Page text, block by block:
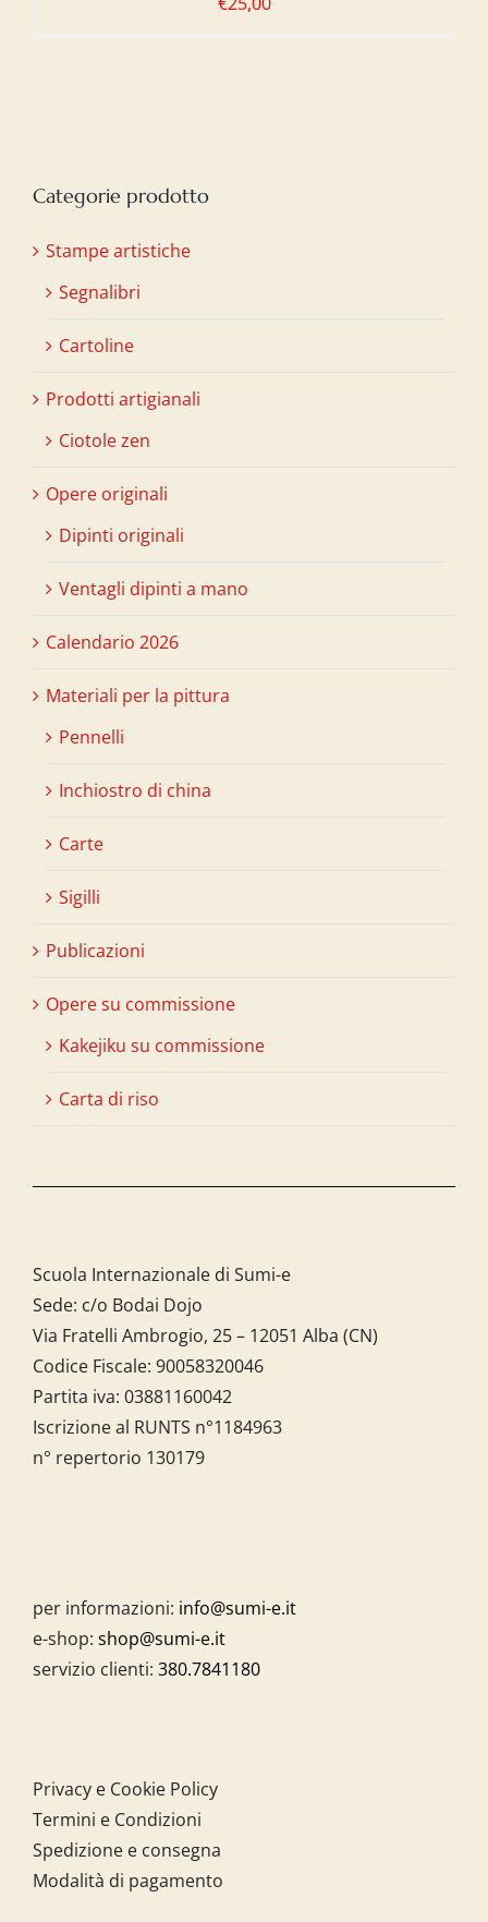
Categorie prodotto
Stampe artistiche
Segnalibri
Cartoline
Prodotti artigianali
Ciotole zen
Opere originali
Dipinti originali
Ventagli dipinti a mano
Calendario 2026
Materiali per la pittura
Pennelli
Inchiostro di china
Carte
Sigilli
Publicazioni
Opere su commissione
Kakejiku su commissione
Carta di riso
Scuola Internazionale di Sumi-e
Sede: c/o Bodai Dojo
Via Fratelli Ambrogio, 25 – 12051 Alba (CN)
Codice Fiscale: 90058320046
Partita iva: 03881160042
Iscrizione al RUNTS n°1184963
n° repertorio 130179
per informazioni: info@sumi-e.it
e-shop: shop@sumi-e.it
servizio clienti: 380.7841180
Privacy e Cookie Policy
Termini e Condizioni
Spedizione e consegna
Modalità di pagamento